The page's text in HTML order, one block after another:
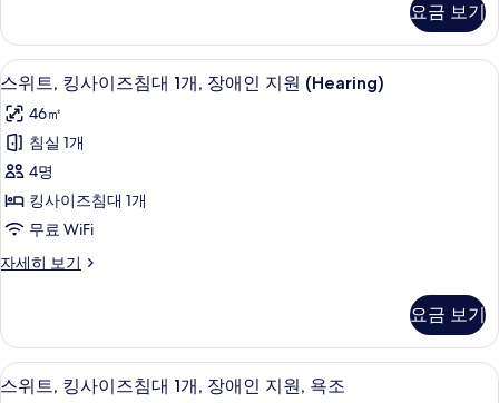
진
모
두
보
기
자
세
히
보
기
대
개,
장
애
인
지
원
(Hearing)
모
두
킹
사
이
침
대
개,
장
애
인
지
세
히
보
요금 보기
스
위
트,
킹
사
이
침
1
개,
장
객실 내 금고, 책상, 노트북 작업 공간,
7
스위트, 킹사이즈침대 1개, 장애인 지원 (Hearing)
46㎡
침실 1개
4명
킹사이즈침대 1개
무료 WiFi
자세히 보기
스
사
이
즈
요금 보기
스
객실 내 금고, 책상, 노트북 작업 공간,
6
스위트, 킹사이즈침대 1개, 장애인 지원, 욕조